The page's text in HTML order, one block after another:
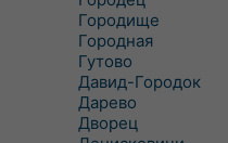
Городище
Городная
Гутово
Давид-Городок
Дарево
Дворец